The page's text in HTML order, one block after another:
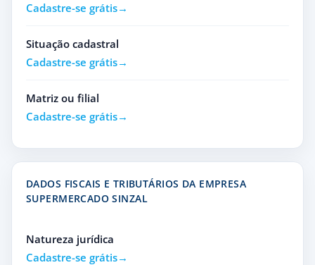
Cadastre-se grátis
Situação cadastral
Cadastre-se grátis
Matriz ou filial
Cadastre-se grátis
DADOS FISCAIS E TRIBUTÁRIOS DA EMPRESA
SUPERMERCADO SINZAL
Natureza jurídica
Cadastre-se grátis